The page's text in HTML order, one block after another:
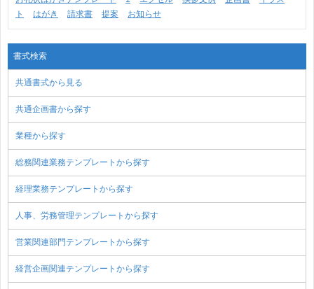
ト
はがき 請求書 提案 お知らせ
書式検索
共通書式から見る
共通企画書から探す
業種から探す
総務関連業務テンプレートから探す
経理業務テンプレートから探す
人事、労務管理テンプレートから探す
営業関連部門テンプレートから探す
経営企画関連テンプレートから探す